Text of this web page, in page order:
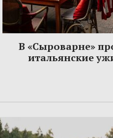
В «Сыроварне»
итальянские